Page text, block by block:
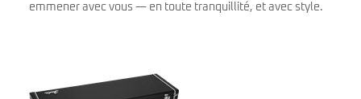
emmener avec vous — en toute tranquillité, et avec style.